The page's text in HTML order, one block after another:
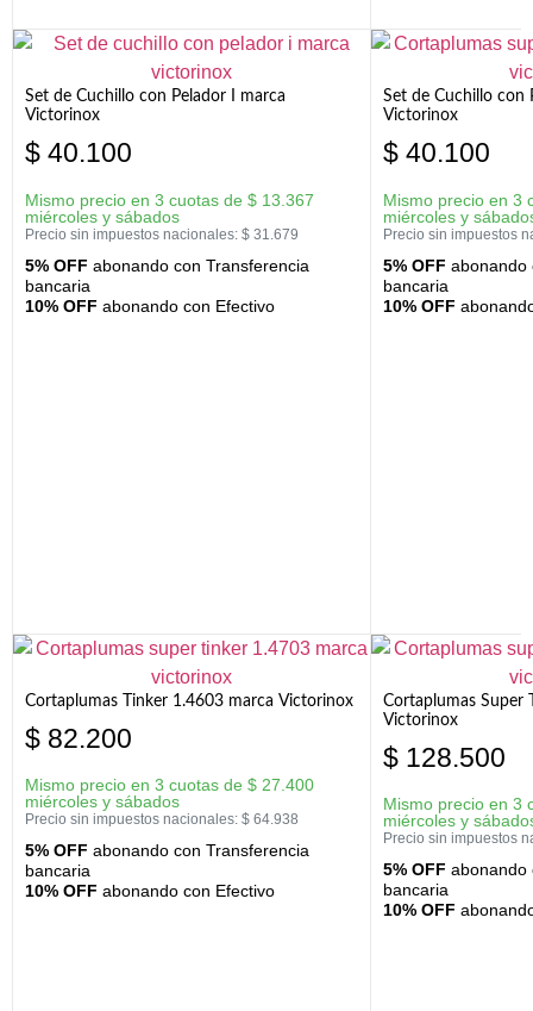
Set de Cuchillo con Pelador I marca
Victorinox
$ 40.100
Mismo precio en 3 cuotas de $ 13.367
miércoles y sábados
Precio sin impuestos nacionales: $ 31.679
5% OFF abonando con Transferencia
bancaria
10% OFF abonando con Efectivo
Set de Cuchillo con
Victorinox
$ 40.100
Mismo precio en 3
miércoles y
Precio sin impuestos
5% OFF abonando
bancaria
10% OFF
Cortaplumas Tinker 1.4603 marca Victorinox
$ 82.200
Mismo precio en 3 cuotas de $ 27.400
miércoles y sábados
Precio sin impuestos nacionales: $ 64.938
5% OFF abonando con Transferencia
bancaria
10% OFF abonando con Efectivo
Cortaplumas Super
Victorinox
$ 128.500
Mismo precio en 3
miércoles y
Precio sin impuestos
5% OFF abonando
bancaria
10% OFF